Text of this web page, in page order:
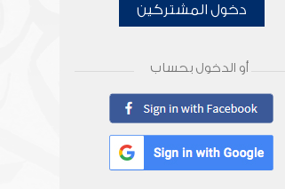
دخول المشتركين
أو الدخول بحساب